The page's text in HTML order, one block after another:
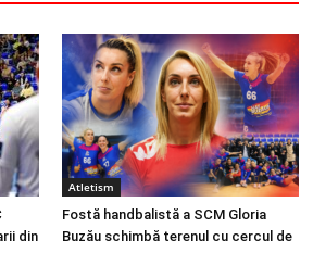
din
Atletism
Fostă handbalistă a SCM Gloria
Buzău schimbă terenul cu cercul de